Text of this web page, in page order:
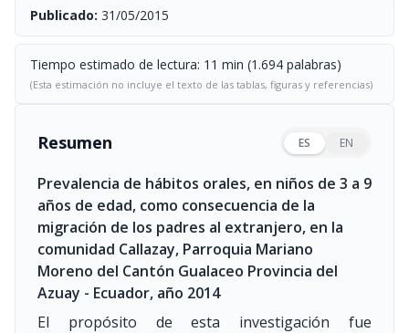
Publicado: 31/05/2015
Tiempo estimado de lectura: 11 min (1.694 palabras)
(Esta estimación no incluye el texto de las tablas, figuras y referencias)
Resumen ES EN
Prevalencia de hábitos orales, en niños de 3 a 9
años de edad, como consecuencia de la
migración de los padres al extranjero, en la
comunidad Callazay, Parroquia Mariano
Moreno del Cantón Gualaceo Provincia del
Azuay - Ecuador, año 2014
El propósito de esta investigación fue